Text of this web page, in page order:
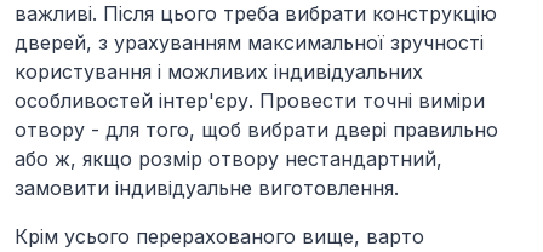
важливі. Після цього треба вибрати конструкцію
дверей, з урахуванням максимальної зручності
користування і можливих індивідуальних
особливостей інтер'єру. Провести точні виміри
отвору - для того, щоб вибрати двері правильно
або ж, якщо розмір отвору нестандартний,
замовити індивідуальне виготовлення.
Крім усього перерахованого вище, варто